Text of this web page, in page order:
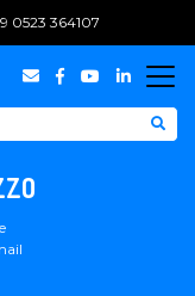
0523 364107